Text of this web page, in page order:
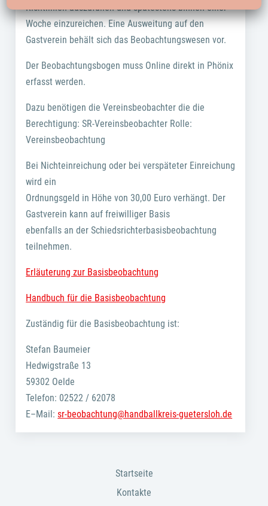
Richtlinien auszufüllen und spätestens binnen einer
Woche einzureichen. Eine Ausweitung auf den
Gastverein behält sich das Beobachtungswesen vor.
Der Beobachtungsbogen muss Online direkt in Phönix
erfasst werden.
Dazu benötigen die Vereinsbeobachter die die
Berechtigung: SR-Vereinsbeobachter Rolle:
Vereinsbeobachtung
Bei Nichteinreichung oder bei verspäteter Einreichung
wird ein
Ordnungsgeld in Höhe von 30,00 Euro verhängt. Der
Gastverein kann auf freiwilliger Basis
ebenfalls an der Schiedsrichterbasisbeobachtung
teilnehmen.
Erläuterung zur Basisbeobachtung
Handbuch für die Basisbeobachtung
Zuständig für die Basisbeobachtung ist:
Stefan Baumeier
Hedwigstraße 13
59302 Oelde
Telefon: 02522 / 62078
E–Mail:sr-beobachtung@handballkreis-guetersloh.de
Startseite
Kontakte